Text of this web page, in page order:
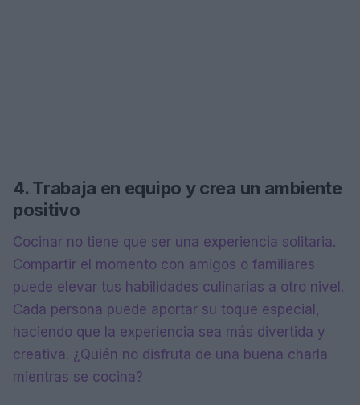
4. Trabaja en equipo y crea un ambiente
positivo
Cocinar no tiene que ser una experiencia solitaria.
Compartir el momento con amigos o familiares
puede elevar tus habilidades culinarias a otro nivel.
Cada persona puede aportar su toque especial,
haciendo que la experiencia sea más divertida y
creativa. ¿Quién no disfruta de una buena charla
mientras se cocina?